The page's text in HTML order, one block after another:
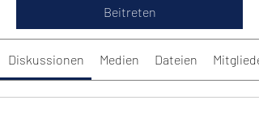
Beitreten
Diskussionen Medien Dateien